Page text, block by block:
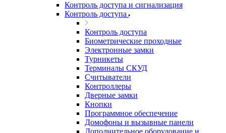
Контроль доступа и сигнализация
Контроль доступа
Контроль доступа
Биометрические проходные
Электронные замки
Турникеты
Терминалы СКУД
Считыватели
Контроллеры
Дверные замки
Кнопки
Программное обеспечение
Домофоны и вызывные панели
Дополнительное оборудование и